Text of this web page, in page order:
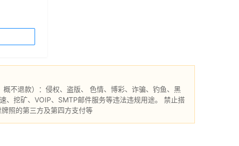
不退款）：侵权、盗版、 色情、博彩、诈骗、钓鱼、黑
、挖矿、VOIP、SMTP邮件服务等违法违规用途。 禁止搭
照的第三方及第四方支付等